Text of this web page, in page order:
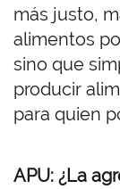
más justo,
alimentos
sino que
producir
para quien
APU: ¿La